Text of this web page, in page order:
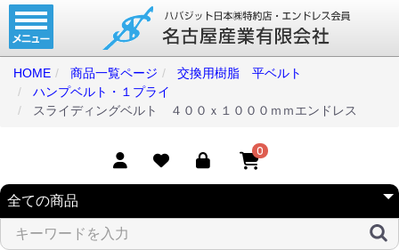
ホーム
コンベアベルト
タイミングベルト
現地エンドレス
取扱商品一覧
HOME 商品一覧ページ
交換用樹脂 平ベルト
ハンプベルト・１プライ
スライディングベルト ４００ｘ１０００ｍｍエンドレス
0